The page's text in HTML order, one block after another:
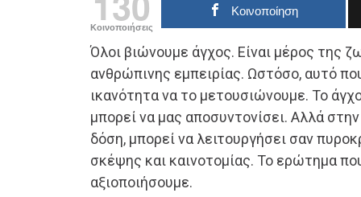
Κοινοποιήσεις
Κοινοποίηση
Όλοι βιώνουμε άγχος. Είναι μέρος της
ανθρώπινης εμπειρίας. Ωστόσο, αυτό
ικανότητα να το μετουσιώνουμε. Το
μπορεί να μας αποσυντονίσει. Αλλά
δόση, μπορεί να λειτουργήσει σαν
σκέψης και καινοτομίας. Το ερώτημα
αξιοποιήσουμε.